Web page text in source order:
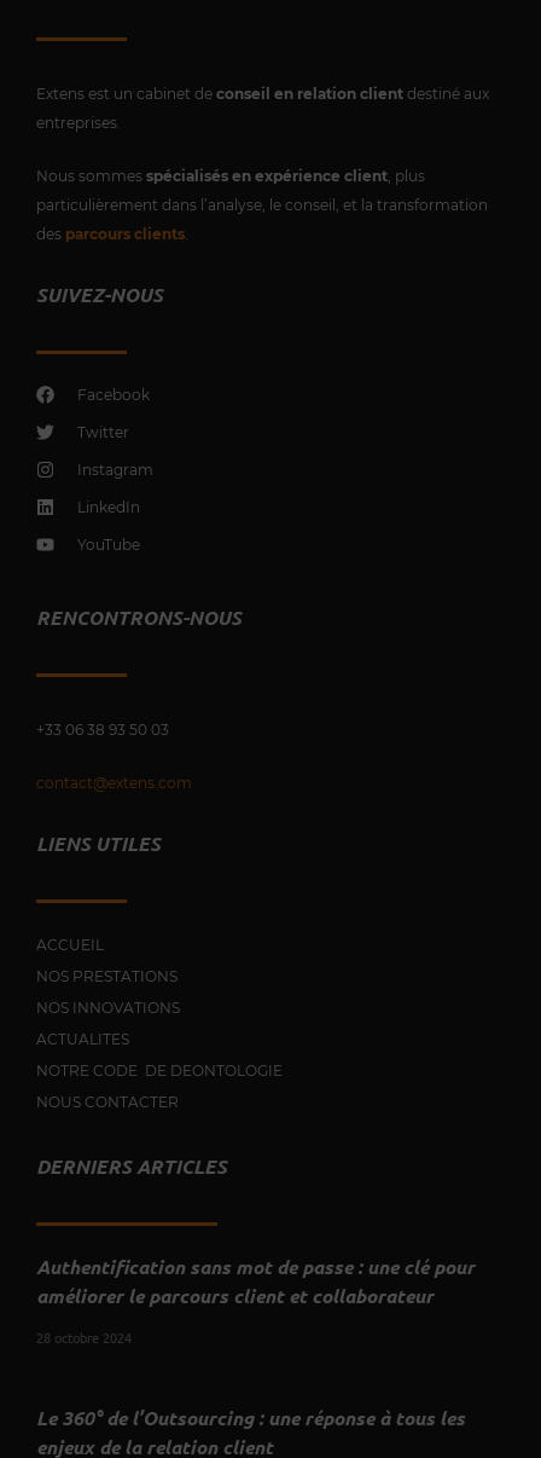
Extens est un cabinet de conseil en relation client destiné aux
entreprises.
Nous sommes spécialisés en expérience client , plus
particulièrement dans l’analyse, le conseil, et la transformation
des parcours clients
SUIVEZ-NOUS
Facebook
Twitter
Instagram
LinkedIn
YouTube
RENCONTRONS-NOUS
+33 06 38 93 50 03
contact@extens.com
LIENS UTILES
ACCUEIL
NOS PRESTATIONS
NOS INNOVATIONS
ACTUALITES
NOTRE CODE DE DEONTOLOGIE
NOUS CONTACTER
DERNIERS ARTICLES
Authentification sans mot de passe : une clé pour
améliorer le parcours client et collaborateur
28 octobre 2024
Le 360° de l’Outsourcing : une réponse à tous les
enjeux de la relation client